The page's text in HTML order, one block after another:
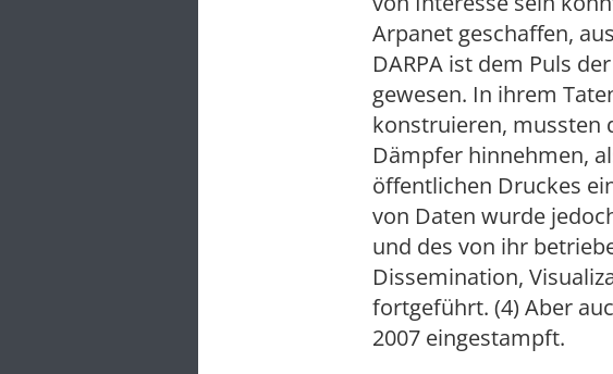
Arpanet geschaffen,
DARPA ist dem Puls
gewesen. In ihrem
konstruieren, mussten
Dämpfer hinnehmen,
öffentlichen Druckes
von Daten wurde
und des von ihr
Dissemination,
fortgeführt. (4) Aber
2007 eingestampft.